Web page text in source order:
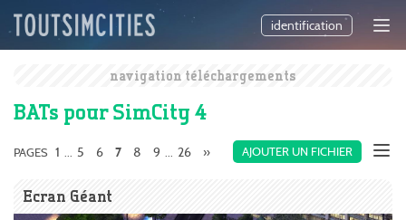
identification
navigation téléchargements
BATs pour SimCity 4
AJOUTER UN FICHIER
PAGES 1 ... 5 6 7 8 9 ... 26 »
Ecran Géant